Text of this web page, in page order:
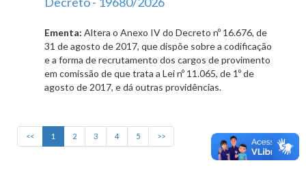
Ementa: Altera o Anexo IV do Decreto nº 16.676, de
31 de agosto de 2017, que dispõe sobre a codificação
e a forma de recrutamento dos cargos de provimento
em comissão de que trata a Lei nº 11.065, de 1º de
agosto de 2017, e dá outras providências.
<< 1 2 3 4 5 >>